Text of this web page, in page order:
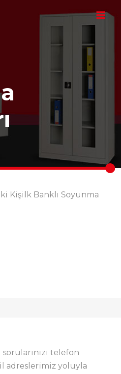
sorularınızı telefon
adreslerimiz yoluyla